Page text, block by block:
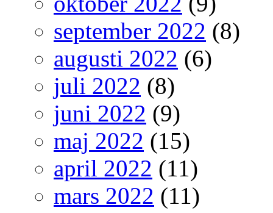
september 2022 (8)
augusti 2022 (6)
juli 2022 (8)
juni 2022 (9)
maj 2022 (15)
april 2022 (11)
mars 2022 (11)